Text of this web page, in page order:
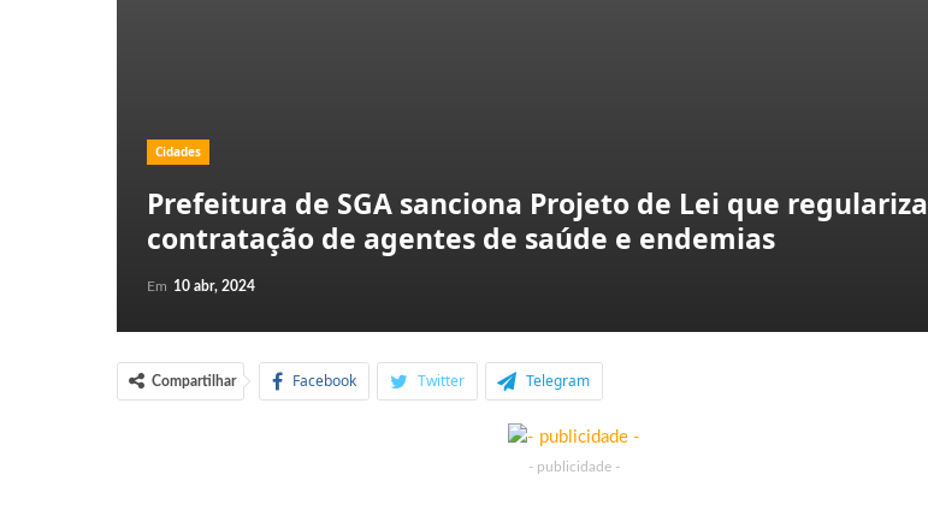
Cidades
Prefeitura de SGA sanciona Projeto de Lei que regulariza
contratação de agentes de saúde e endemias
Em 10 abr, 2024
Compartilhar Facebook Twitter Telegram
- publicidade -